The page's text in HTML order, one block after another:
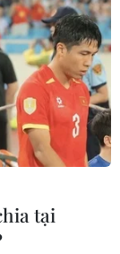
tại